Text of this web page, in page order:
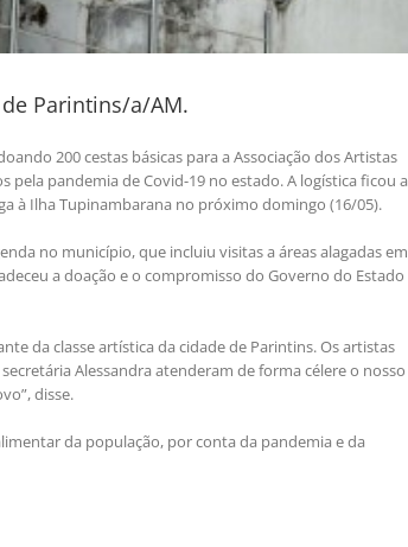
Parintins/a/AM.
200 cestas básicas para a Associação dos Artistas
pela pandemia de Covid-19 no estado. A logística ficou a
à Ilha Tupinambarana no próximo domingo (16/05).
no município, que incluiu visitas a áreas alagadas em
a doação e o compromisso do Governo do Estado
da classe artística da cidade de Parintins. Os artistas
Alessandra atenderam de forma célere o nosso
disse.
da população, por conta da pandemia e da